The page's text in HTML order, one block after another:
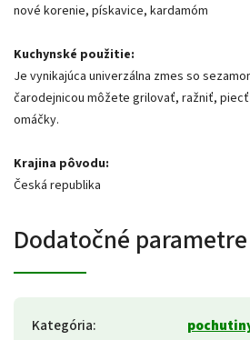
nové korenie, pískavice, kardamóm
Kuchynské použitie:
Je vynikajúca univerzálna zmes so
čarodejnicou môžete grilovať, ražniť,
omáčky.
Krajina pôvodu:
Česká republika
Dodatočné parametre
Kategória: